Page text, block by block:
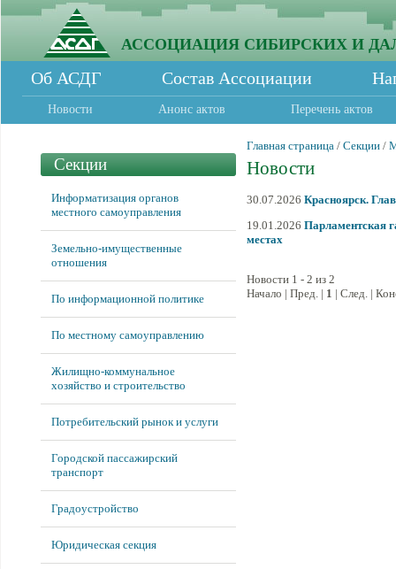
АССОЦИАЦИЯ СИБИРСКИХ И
Об АСДГ Состав Ассоциации
Новости Анонс актов Перечень актов
Секции
Информатизация органов
местного самоуправления
Земельно-имущественные
отношения
По информационной политике
По местному самоуправлению
Жилищно-коммунальное
хозяйство и строительство
Потребительский рынок и услуги
Городской пассажирский
транспорт
Градоустройство
Юридическая секция
Главная страница / Секции /
Новости
30.07.2026 Красноярск.
19.01.2026 Парламентская
местах
Новости 1 - 2 из 2
Начало | Пред. | 1 | След. |